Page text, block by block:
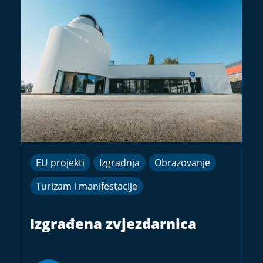
EU projekti Izgradnja
Obrazovanje
Turizam i manifestacije
Izgrađena zvjezdarnica